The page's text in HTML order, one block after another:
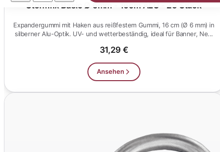
Stormfix Basic Ø 6mm - 16cm ALU - 25 Stück
Expandergummi mit Haken aus reißfestem Gummi, 16 cm (Ø 6 mm) in
silberner Alu-Optik. UV- und wetterbeständig, ideal für Banner, Ne...
31,29 €
Ansehen